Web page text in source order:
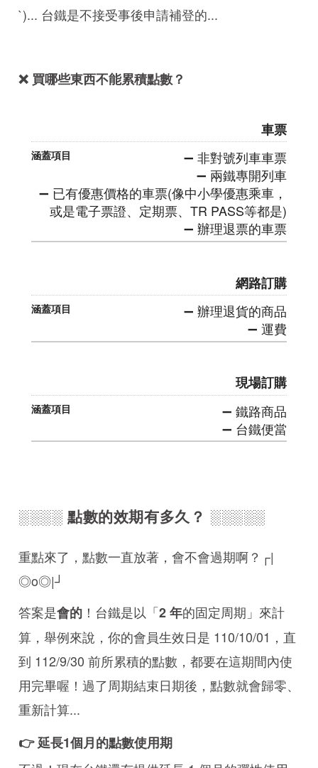
`)... 台鐵是不接受事後申請補登的...
❌ 買哪些東西不能累積點數？
車票
➖ 非對號列車車票
➖ 兩鐵專開列車
➖ 已有優惠價格的車票(像中小學優惠乘車，
或是電子票證、定期票、TR PASS等都是)
➖ 辦理退票的車票
網路訂購
➖ 辦理退貨的商品
➖ 運費
現場訂購
➖ 鐵路商品
➖ 台鐵便當
░░░░ 點數的效期有多久？ ░░░░░
重點來了，點數一直放著，會不會過期啊？┌|
◎o◎|┘
答案是會的 ！台鐵是以「2 年的固定周期」來計
算，舉例來說，你的會員生效日是 110/10/01，直
到 112/9/30 前所累積的點數，都要在這期間內使
用完畢喔！過了周期結束日期後，點數就會歸零、
重新計算...
👉 延長1個月的點數使用期